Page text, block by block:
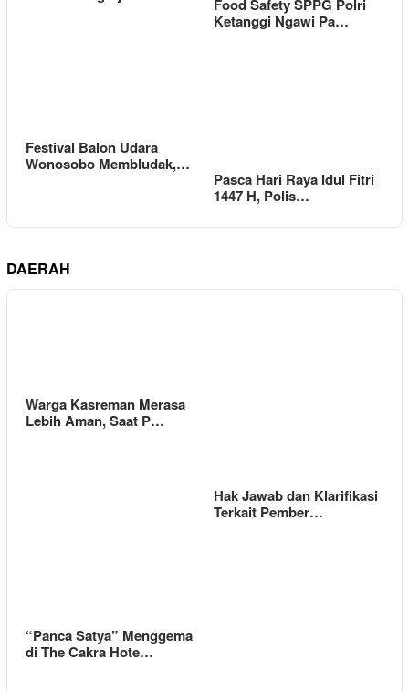
Food Safety SPPG Polri
Ketanggi Ngawi Pa…
Festival Balon Udara
Wonosobo Membludak,…
Pasca Hari Raya Idul Fitri
1447 H, Polis…
DAERAH
Warga Kasreman Merasa
Lebih Aman, Saat P…
Hak Jawab dan Klarifikasi
Terkait Pember…
“Panca Satya” Menggema
di The Cakra Hote…